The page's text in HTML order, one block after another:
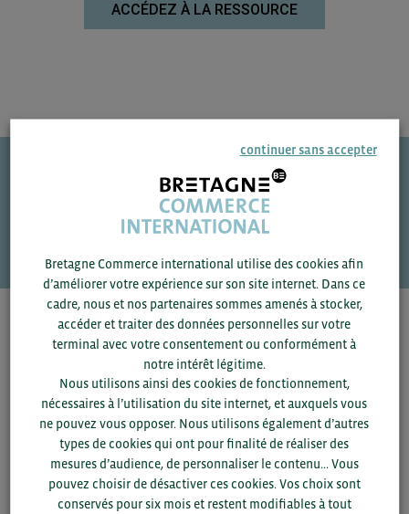
ACCÉDEZ À LA RESSOURCE
Une question ?
VOS CONTACTS
Pour voir les contacts, merci de renseigner votre
département et votre secteurou connectez-vous.
SAUVEGARDER
continuer sans accepter
Bretagne Commerce international utilise des cookies afin
d’améliorer votre expérience sur son site internet. Dans ce
cadre, nous et nos partenaires sommes amenés à stocker,
accéder et traiter des données personnelles sur votre
terminal avec votre consentement ou conformément à
notre intérêt légitime.
Nous utilisons ainsi des cookies de fonctionnement,
nécessaires à l’utilisation du site internet, et auxquels vous
ne pouvez vous opposer. Nous utilisons également d’autres
types de cookies qui ont pour finalité de réaliser des
mesures d’audience, de personnaliser le contenu... Vous
pouvez choisir de désactiver ces cookies. Vos choix sont
conservés pour six mois et restent modifiables à tout